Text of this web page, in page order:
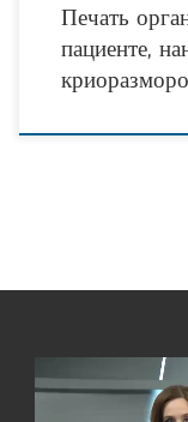
Печать
пациенте,